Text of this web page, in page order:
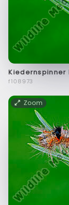
Kiedernspinner
f108973
Zoom